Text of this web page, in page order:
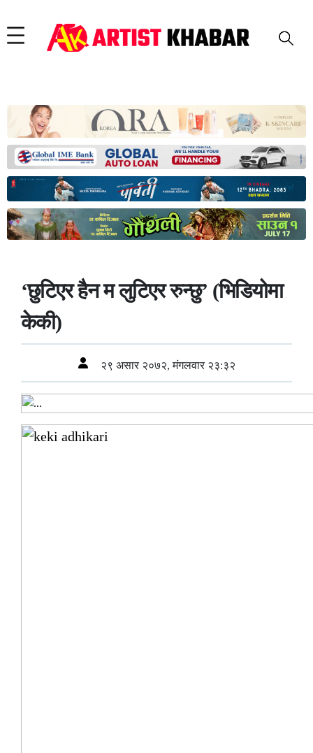
‘छुटिएर हैन म लुटिएर रुन्छु’ (भिडियोमा
केकी)
२९ असार २०७२, मंगलवार २३:३२